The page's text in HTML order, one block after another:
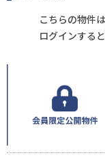
こちらの物件
ログインする